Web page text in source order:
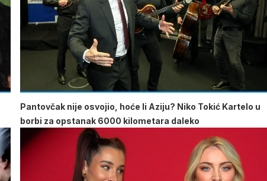
Pantovčak nije osvojio, hoće li Aziju? Niko Tokić Kartelo u
borbi za opstanak 6000 kilometara daleko